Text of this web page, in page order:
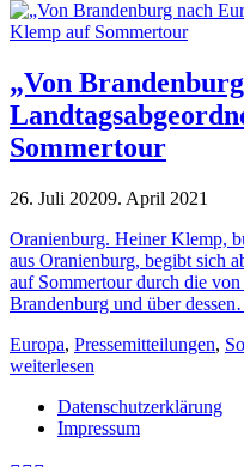
„Von
Sommertour
26. Juli 20209. April 2021
Oranienburg. Heiner Klemp,
aus Oranienburg, begibt sich
auf Sommertour durch die
Brandenburg und über
Europa, Pressemitteilungen,
weiterlesen
Datenschutzerklärung
Impressum